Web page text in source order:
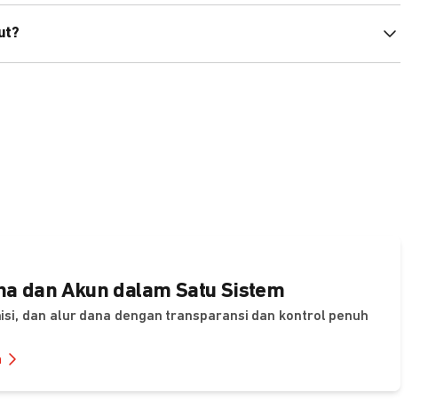
dan Akun dalam Satu Sistem
dan alur dana dengan transparansi dan kontrol penuh